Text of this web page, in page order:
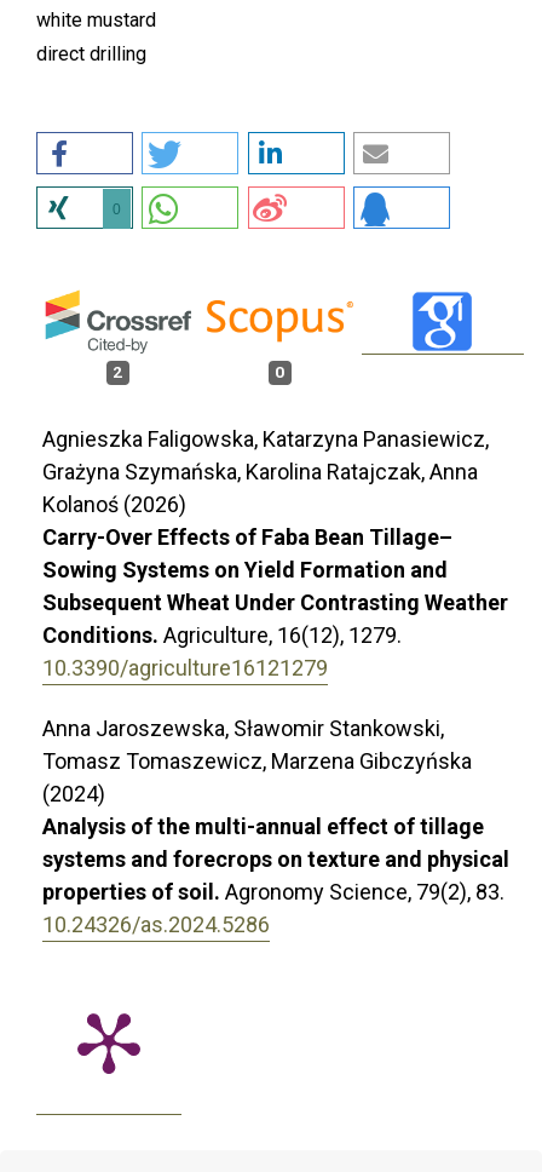
white mustard
direct drilling
0
2 0
Agnieszka Faligowska, Katarzyna Panasiewicz,
Grażyna Szymańska, Karolina Ratajczak, Anna
Kolanoś (2026)
Carry-Over Effects of Faba Bean Tillage–
Sowing Systems on Yield Formation and
Subsequent Wheat Under Contrasting Weather
Conditions. Agriculture, 16(12), 1279.
10.3390/agriculture16121279
Anna Jaroszewska, Sławomir Stankowski,
Tomasz Tomaszewicz, Marzena Gibczyńska
(2024)
Analysis of the multi-annual effect of tillage
systems and forecrops on texture and physical
properties of soil. Agronomy Science, 79(2), 83.
10.24326/as.2024.5286